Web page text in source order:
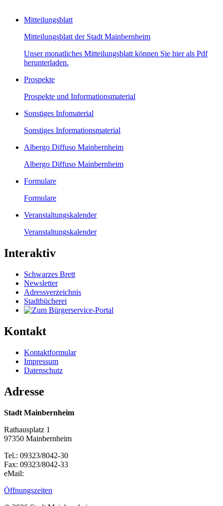
Mitteilungsblatt
Mitteilungsblatt der Stadt Mainbernheim
Unser monatliches Mitteilungsblatt können Sie hier als Pdf
herunterladen.
Prospekte
Prospekte und Informationsmaterial
Sonstiges Infomaterial
Sonstiges Informationsmaterial
Albergo Diffuso Mainbernheim
Albergo Diffuso Mainbernheim
Formulare
Formulare
Veranstaltungskalender
Veranstaltungskalender
Interaktiv
Schwarzes Brett
Newsletter
Adressverzeichnis
Stadtbücherei
Kontakt
Kontaktformular
Impressum
Datenschutz
Adresse
Stadt Mainbernheim
Rathausplatz 1
97350 Mainbernheim
Tel.: 09323/8042-30
Fax: 09323/8042-33
eMail:
Öffnungszeiten